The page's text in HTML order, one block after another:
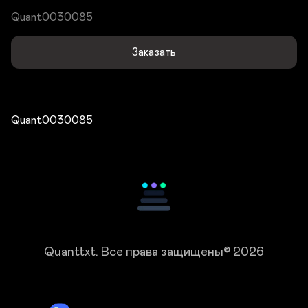
Quant0030085
Заказать
Quant0030085
Quanttxt. Все права защищены© 2026